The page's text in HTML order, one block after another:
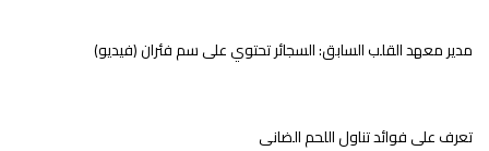
مدير معهد القلب السابق: السجائر تحتوي على سم فئران (فيديو)
تعرف على فوائد تناول اللحم الضانى